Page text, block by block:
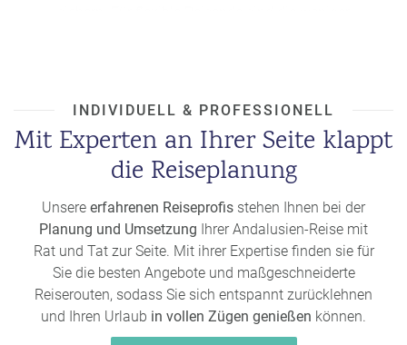
Andalusien Reisetipp:Sollten Sie spontan sein, bieten
Minute-Angeboteoft attraktive Preise, besonders außerhalb
der Hochsaison. Letztlich ist es ratsam, den
Buchungszeitpunkt individuell an Ihren Urlaubswunsch und
Wann ist die beste Reisezeit für Urlaub in Andalusien?
Die beste Reisezeit liegt zwischenFrühling und Herbst.Im
Mai und September genießen Sie angenehme
Temperaturen und eine entspannte Atmosphäre, während
der Sommer vor allem Strandliebhaber anzieht. Auch die
milden Winter bieten zahlreiche kulturelle Highlights und
INDIVIDUELL & PROFESSIONELL
Mit Experten an Ihrer Seite klappt
die Reiseplanung
Unsere erfahrenen Reiseprofis stehen Ihnen bei der
Planung und Umsetzung Ihrer Andalusien-Reise mit
Rat und Tat zur Seite. Mit ihrer Expertise finden sie für
Sie die besten Angebote und maßgeschneiderte
Reiserouten, sodass Sie sich entspannt zurücklehnen
und Ihren Urlaub in vollen Zügen genießen können.